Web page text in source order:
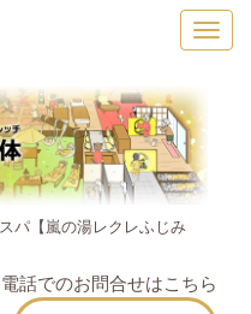
パ【嵐の湯レクレふじみ
話でのお問合せはこちら